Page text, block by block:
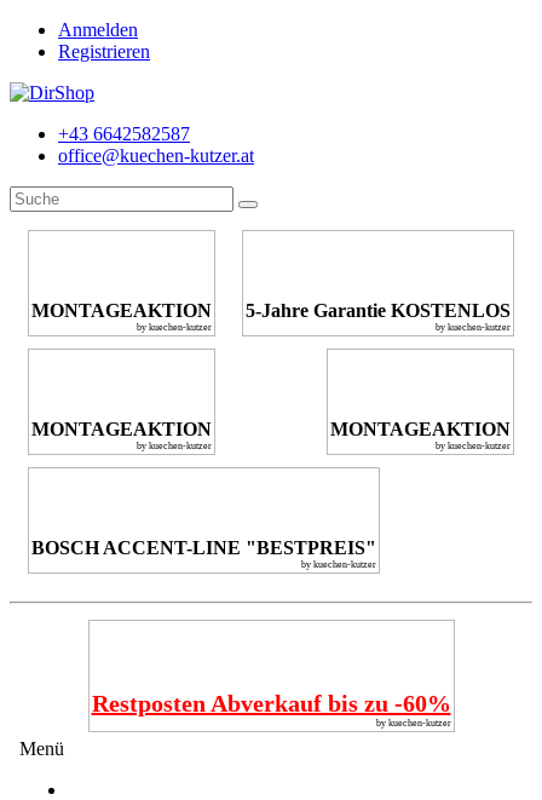
Anmelden
Registrieren
+43 6642582587
office@kuechen-kutzer.at
MONTAGEAKTION
by kuechen-kutzer
5-Jahre Garantie KOSTENLOS
by kuechen-kutzer
MONTAGEAKTION
by kuechen-kutzer
MONTAGEAKTION
by kuechen-kutzer
BOSCH ACCENT-LINE "BESTPREIS"
by kuechen-kutzer
Restposten Abverkauf bis zu -60%
by kuechen-kutzer
Menü